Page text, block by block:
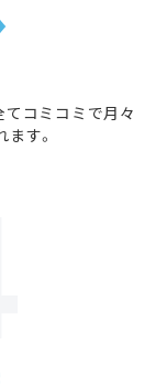
てコミコミで月々
す。